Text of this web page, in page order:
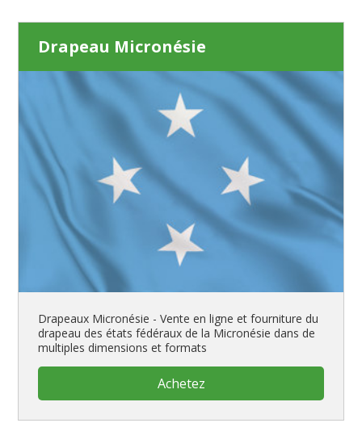
Drapeau Micronésie
Drapeaux Micronésie - Vente en ligne et fourniture du
drapeau des états fédéraux de la Micronésie dans de
multiples dimensions et formats
Achetez